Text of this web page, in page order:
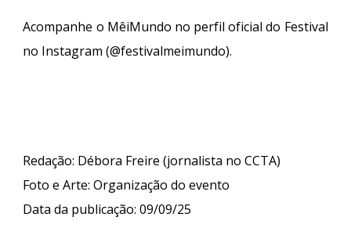
Acompanhe o MêiMundo no perfil oficial do Festival
no Instagram (@festivalmeimundo).
Redação: Débora Freire (jornalista no CCTA)
Foto e Arte: Organização do evento
Data da publicação: 09/09/25